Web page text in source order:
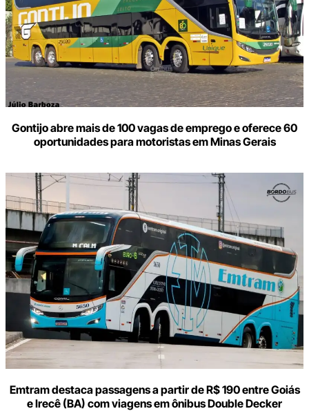
Gontijo abre mais de 100 vagas de emprego e oferece 60
oportunidades para motoristas em Minas Gerais
Emtram destaca passagens a partir de R$ 190 entre Goiás
e Irecê (BA) com viagens em ônibus Double Decker